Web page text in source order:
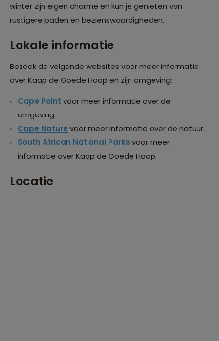
winter zijn eigen charme en kun je genieten van
rustigere paden en bezienswaardigheden.
Lokale informatie
Bezoek de volgende websites voor meer informatie
over Kaap de Goede Hoop en zijn omgeving:
Cape Point voor meer informatie over de
omgeving.
Cape Nature voor meer informatie over de natuur.
South African National Parks voor meer
informatie over Kaap de Goede Hoop.
Locatie